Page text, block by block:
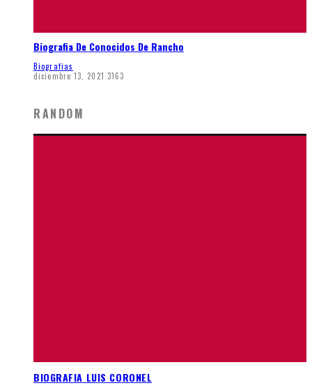
Biografia De Conocidos De Rancho
Biografias
diciembre 13, 2021 3163
RANDOM
BIOGRAFIA LUIS CORONEL